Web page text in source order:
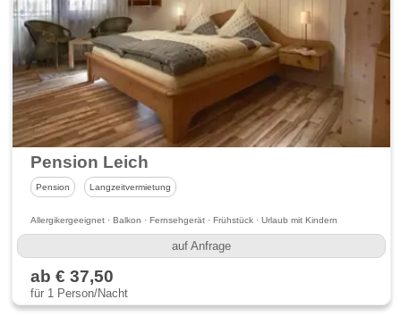
Pension Leich
Pension Langzeitvermietung
Allergikergeeignet · Balkon · Fernsehgerät · Frühstück · Urlaub mit Kindern
auf Anfrage
ab € 37,50
für 1 Person/Nacht